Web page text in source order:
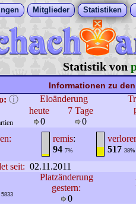
Mitglieder Statistiken
Statistik von
Informationen zu
ⓘ
Eloänderung
heute
0
7 Tage
0
remis:
94 7%
517 38%
seit: 02.11.2011
5833
Platzänderung
gestern:
0